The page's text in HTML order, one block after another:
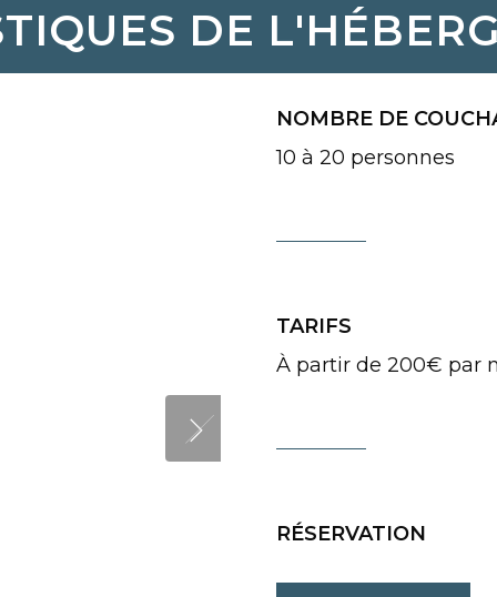
DE
NOMBRE DE
10 à 20 personnes
TARIFS
À partir de 200€ par
RÉSERVATION